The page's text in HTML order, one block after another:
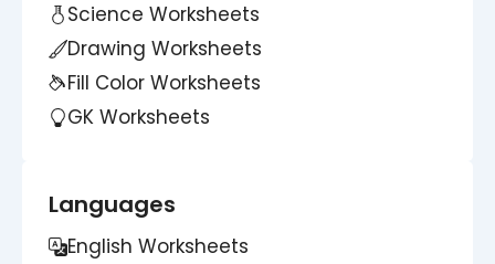
Science Worksheets
Drawing Worksheets
Fill Color Worksheets
GK Worksheets
Languages
English Worksheets